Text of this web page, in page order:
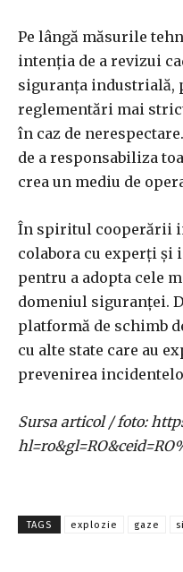
Pe lângă măsurile
intenția de a revizui
siguranța industrială,
reglementări mai
în caz de
de a responsabiliza
crea un mediu de
În spiritul cooperării
colabora cu experți
pentru a adopta cele
domeniul siguranței.
platformă de schimb
cu alte state care au
prevenirea
Sursa articol / foto:
TAGS explozie gaze